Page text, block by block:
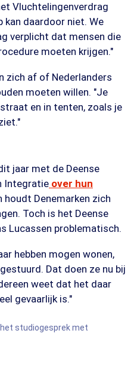
Vluchtelingenverdrag
kan daardoor niet. We
verplicht dat mensen die
moeten krijgen."
zich af of Nederlanders
moeten willen. "Je
en in tenten, zoals je
jaar met de Deense
Integratie over hun
houdt Denemarken zich
Toch is het Deense
Lucassen problematisch.
hebben mogen wonen,
Dat doen ze nu bij
weet dat het daar
gevaarlijk is."
studiogesprek met